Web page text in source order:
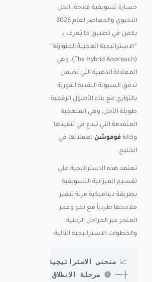
خسارة تسويقية فادحة. الحل
النخبوي والمعاصر لعام 2026
يكمن في تطبيق ما يُعرف بـ
“الاستراتيجية الهجينة المتوازنة”
(The Hybrid Approach)، وهي
المعادلة الذهبية التي تضمن
تدفق السيولة النقدية الفورية
بالتوازي مع بناء الأصول الرقمية
طويلة الأجل، وهي المنهجية
المتقدمة التي تبدع في تنفيذها
وكالة فوموشن لعملائها في
الخليج.
تعتمد هذه الاستراتيجية على
تقسيم الميزانية التسويقية
بطريقة ديناميكية مرنة تتغير
ملامحها طردياً مع نمو وعمر
المتجر عبر المراحل الزمنية
والخطوات الاستراتيجية التالية:
📈 منحنى الاستراتيجية الهجينة مع
├── 🟢 مرحلة الانطلاق